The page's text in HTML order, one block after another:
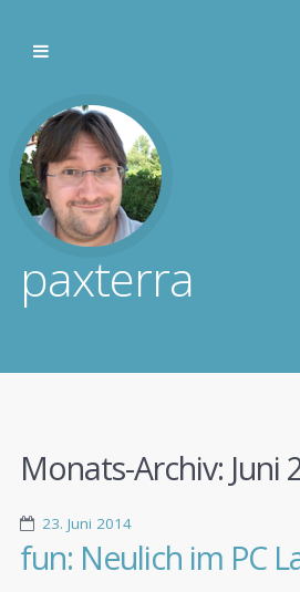
paxterra
Monats-Archiv: Juni
23. Juni 2014
fun: Neulich im PC